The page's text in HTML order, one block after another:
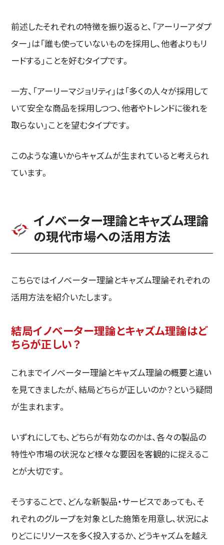
前述したそれぞれの特徴を振り返ると、「アーリーアダプ
ター」は「誰も使っていないものを採用し、他者よりもリ
ードする」ことを好むタイプです。
一方、「アーリーマジョリティ」は「多くの人々が採用して
いて安全な商品を採用しつつ、他者やトレンドに後れを
取らない」ことを望むタイプです。
このような違いからキャズムが生まれていると考えられ
ています。
イノベーター理論とキャズム理論
の現代市場への活用方法
こちらではイノベーター理論とキャズム理論それぞれの
活用方法を紹介いたします。
結局イノベーター理論とキャズム理論はど
ちらが正しい？
これまでイノベーター理論とキャズム理論の概要と違い
を見てきましたが、結局どちらが正しいのか？という疑問
が生まれます。
いずれにしても、どちらが有効なのかは、各々の製品の
特性や市場の状況など様々な要因を客観的に捉えるこ
とが大切です。
そうすることで、どんな新製品・サービスであっても、そ
れぞれのグループを対象とした施策を用意し、状況によ
りどこにリソースを多く投入するか、どうキャズムを越え